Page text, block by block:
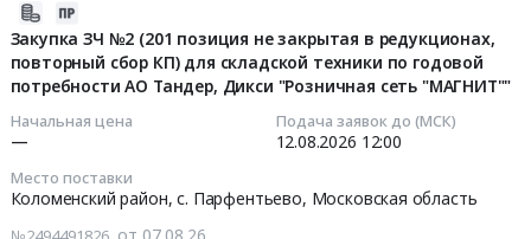
Закупка ЗЧ №2 (201 позиция не закрытая в редукционах,
повторный сбор КП) для складской техники по годовой
потребности АО Тандер, Дикси "Розничная сеть "МАГНИТ""
Начальная цена
—
Подача заявок до (МСК)
12.08.2026 12:00
Место поставки
Коломенский район, с. Парфентьево, Московская область